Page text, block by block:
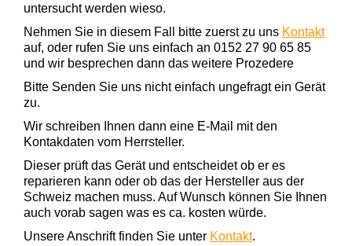
untersucht werden wieso.
Nehmen Sie in diesem Fall bitte zuerst zu uns Kontakt
auf, oder rufen Sie uns einfach an 0152 27 90 65 85
und wir besprechen dann das weitere Prozedere
Bitte Senden Sie uns nicht einfach ungefragt ein Gerät
zu.
Wir schreiben Ihnen dann eine E-Mail mit den
Kontakdaten vom Herrsteller.
Dieser prüft das Gerät und entscheidet ob er es
reparieren kann oder ob das der Hersteller aus der
Schweiz machen muss. Auf Wunsch können Sie Ihnen
auch vorab sagen was es ca. kosten würde.
Unsere Anschrift finden Sie unter Kontakt.